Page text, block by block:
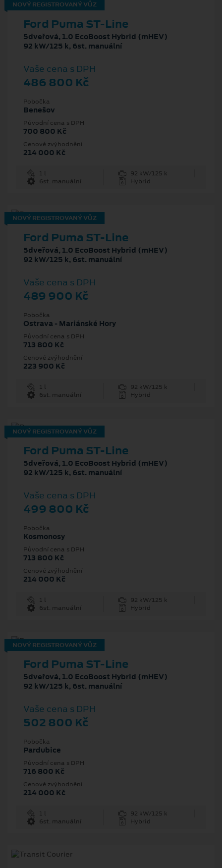
NOVÝ REGISTROVANÝ VŮZ
Ford Puma ST-Line
5dveřová, 1.0 EcoBoost Hybrid (mHEV)
92 kW/125 k, 6st. manuální
Vaše cena s DPH
486 800 Kč
Pobočka
Benešov
Původní cena s DPH
700 800 Kč
Cenové zvýhodnění
214 000 Kč
1 l
92 kW/125 k
6st. manuální
Hybrid
NOVÝ REGISTROVANÝ VŮZ
Ford Puma ST-Line
5dveřová, 1.0 EcoBoost Hybrid (mHEV)
92 kW/125 k, 6st. manuální
Vaše cena s DPH
489 900 Kč
Pobočka
Ostrava - Mariánské Hory
Původní cena s DPH
713 800 Kč
Cenové zvýhodnění
223 900 Kč
1 l
92 kW/125 k
6st. manuální
Hybrid
NOVÝ REGISTROVANÝ VŮZ
Ford Puma ST-Line
5dveřová, 1.0 EcoBoost Hybrid (mHEV)
92 kW/125 k, 6st. manuální
Vaše cena s DPH
499 800 Kč
Pobočka
Kosmonosy
Původní cena s DPH
713 800 Kč
Cenové zvýhodnění
214 000 Kč
1 l
92 kW/125 k
6st. manuální
Hybrid
NOVÝ REGISTROVANÝ VŮZ
Ford Puma ST-Line
5dveřová, 1.0 EcoBoost Hybrid (mHEV)
92 kW/125 k, 6st. manuální
Vaše cena s DPH
502 800 Kč
Pobočka
Pardubice
Původní cena s DPH
716 800 Kč
Cenové zvýhodnění
214 000 Kč
1 l
92 kW/125 k
6st. manuální
Hybrid